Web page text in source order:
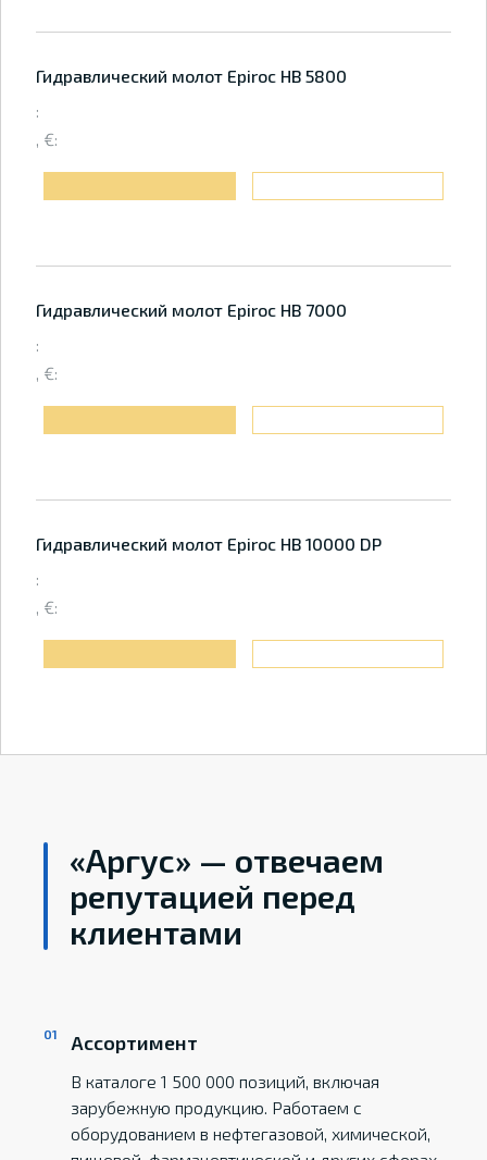
Гидравлический молот Epiroc HB 5800
:
, €:
Гидравлический молот Epiroc HB 7000
:
, €:
Гидравлический молот Epiroc HB 10000 DP
:
, €:
«Аргус» — отвечаем
репутацией перед
клиентами
Ассортимент
В каталоге 1 500 000 позиций, включая
зарубежную продукцию. Работаем с
оборудованием в нефтегазовой, химической,